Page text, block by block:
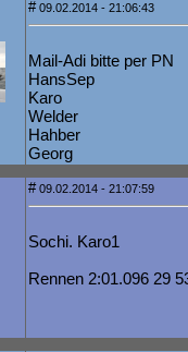
#09.02.2014 - 21:06:43
Mail-Adi bitte per PN
HansSep
Karo
Welder
Hahber
Georg
#09.02.2014 - 21:07:59
Sochi. Karo1
Rennen 2:01.096 29